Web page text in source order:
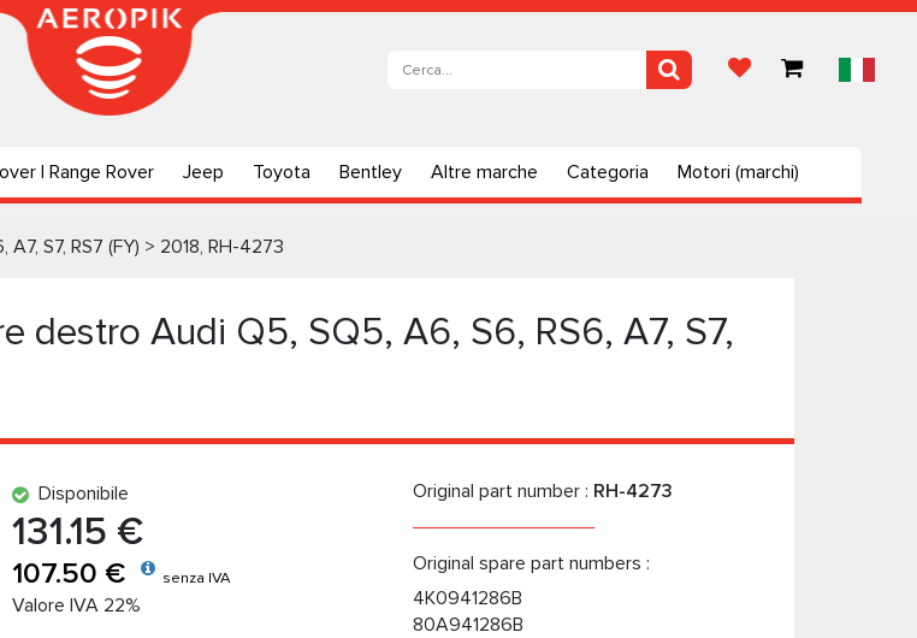
| Range Rover Jeep Toyota Bentley Altre marche Categoria Motori (marchi)
S7, RS7 (FY) > 2018, RH-4273
destro Audi Q5, SQ5, A6, S6, RS6, A7, S7,
Disponibile
131.15 €
107.50 € senza IVA
Valore IVA 22%
Original part number : RH-4273
Original spare part numbers :
4K0941286B
80A941286B